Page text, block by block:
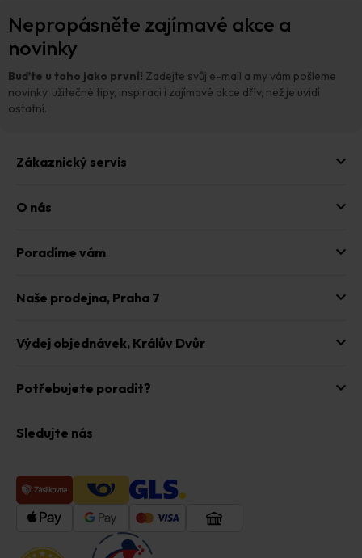
í
v
k
á
n
Nepropásněte zajímavé akce a
novinky
Buďte u toho jako první! Zadejte svůj e-mail a my vám pošleme
novinky, užitečné tipy, inspiraci i zajímavé akce dřív, než je uvidí
ostatní.
Zákaznický servis
O nás
Poradíme vám
Naše prodejna, Praha 7
Výdej objednávek, Králův Dvůr
Potřebujete poradit?
Sledujte nás